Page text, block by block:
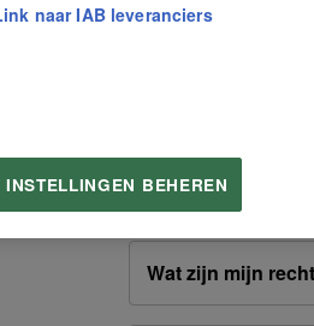
Hoe kan ik het
Waar vind ik de
Wat zijn mijn
naar IAB leveranciers
INSTELLINGEN BEHEREN